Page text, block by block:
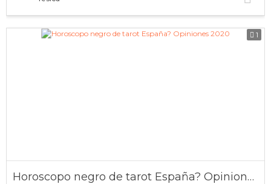
1
Horoscopo negro de tarot España? Opiniones 2020